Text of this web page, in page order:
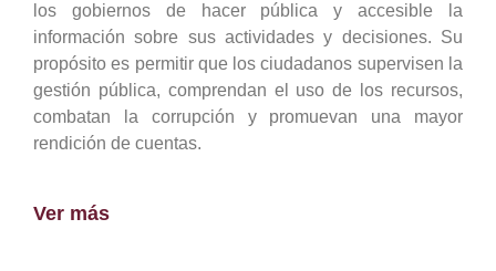
los gobiernos de hacer pública y accesible la
información sobre sus actividades y decisiones. Su
propósito es permitir que los ciudadanos supervisen la
gestión pública, comprendan el uso de los recursos,
combatan la corrupción y promuevan una mayor
rendición de cuentas.
Ver más